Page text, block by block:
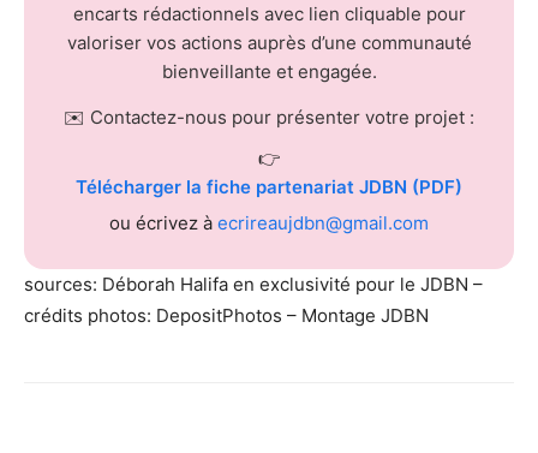
encarts rédactionnels avec lien cliquable pour
valoriser vos actions auprès d’une communauté
bienveillante et engagée.
✉️ Contactez-nous pour présenter votre projet :
👉
Télécharger la fiche partenariat JDBN (PDF)
ou écrivez à ecrireaujdbn@gmail.com
sources: Déborah Halifa en exclusivité pour le JDBN –
crédits photos: DepositPhotos – Montage JDBN